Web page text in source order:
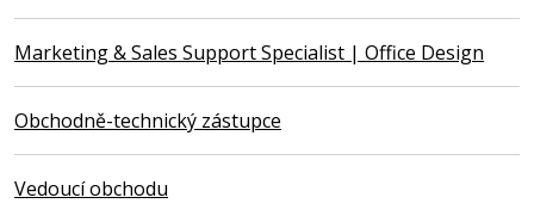
Marketing & Sales Support Specialist | Office Design
Obchodně-technický zástupce
Vedoucí obchodu